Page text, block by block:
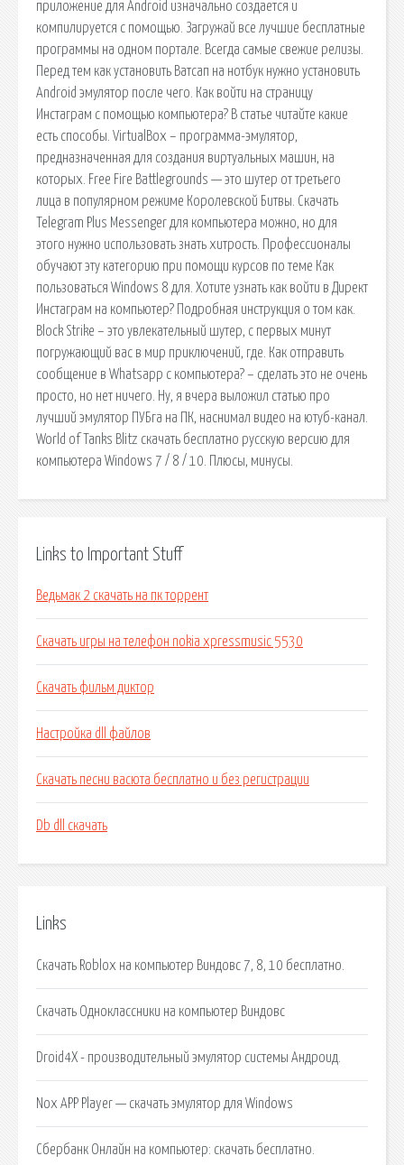
приложение для Android изначально создается и
компилируется с помощью. Загружай все лучшие бесплатные
программы на одном портале. Всегда самые свежие релизы.
Перед тем как установить Ватсап на нотбук нужно установить
Android эмулятор после чего. Как войти на страницу
Инстаграм с помощью компьютера? В статье читайте какие
есть способы. VirtualBox – программа-эмулятор,
предназначенная для создания виртуальных машин, на
которых. Free Fire Battlegrounds — это шутер от третьего
лица в популярном режиме Королевской Битвы. Скачать
Telegram Plus Messenger для компьютера можно, но для
этого нужно использовать знать хитрость. Профессионалы
обучают эту категорию при помощи курсов по теме Как
пользоваться Windows 8 для. Хотите узнать как войти в Директ
Инстаграм на компьютер? Подробная инструкция о том как.
Block Strike – это увлекательный шутер, с первых минут
погружающий вас в мир приключений, где. Как отправить
сообщение в Whatsapp с компьютера? – сделать это не очень
просто, но нет ничего. Ну, я вчера выложил статью про
лучший эмулятор ПУБга на ПК, наснимал видео на ютуб-канал.
World of Tanks Blitz скачать бесплатно русскую версию для
компьютера Windows 7 / 8 / 10. Плюсы, минусы.
Links to Important Stuff
Ведьмак 2 скачать на пк торрент
Скачать игры на телефон nokia xpressmusic 5530
Скачать фильм диктор
Настройка dll файлов
Скачать песни васюта бесплатно и без регистрации
Db dll скачать
Links
Скачать Roblox на компьютер Виндовс 7, 8, 10 бесплатно.
Скачать Одноклассники на компьютер Виндовс
Droid4X - производительный эмулятор системы Андроид.
Nox APP Player — скачать эмулятор для Windows
Сбербанк Онлайн на компьютер: скачать бесплатно.